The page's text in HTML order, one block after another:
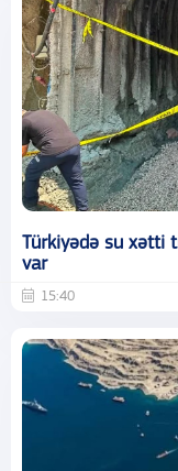
Türkiyədə su xətti
var
15:40